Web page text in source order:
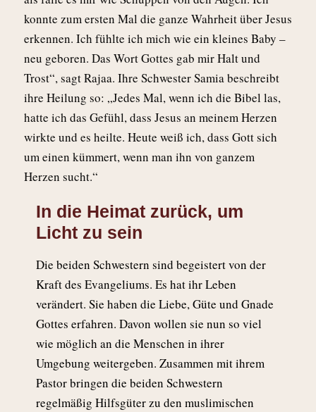
konnte zum ersten Mal die ganze Wahrheit über Jesus
erkennen. Ich fühlte ich mich wie ein kleines Baby –
neu geboren. Das Wort Gottes gab mir Halt und
Trost“, sagt Rajaa. Ihre Schwester Samia beschreibt
ihre Heilung so: „Jedes Mal, wenn ich die Bibel las,
hatte ich das Gefühl, dass Jesus an meinem Herzen
wirkte und es heilte. Heute weiß ich, dass Gott sich
um einen kümmert, wenn man ihn von ganzem
Herzen sucht.“
In die Heimat zurück, um
Licht zu sein
Die beiden Schwestern sind begeistert von der
Kraft des Evangeliums. Es hat ihr Leben
verändert. Sie haben die Liebe, Güte und Gnade
Gottes erfahren. Davon wollen sie nun so viel
wie möglich an die Menschen in ihrer
Umgebung weitergeben. Zusammen mit ihrem
Pastor bringen die beiden Schwestern
regelmäßig Hilfsgüter zu den muslimischen